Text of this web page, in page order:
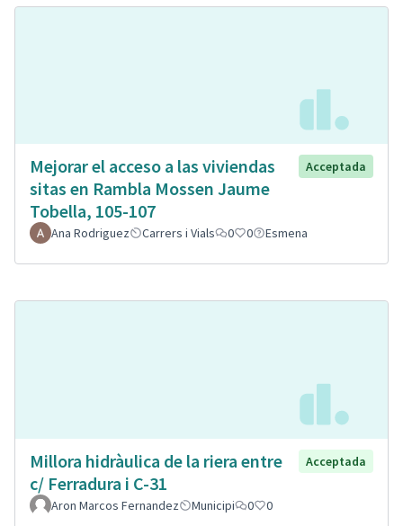
Mejorar el acceso a las viviendas
sitas en Rambla Mossen Jaume
Tobella, 105-107
Acceptada
Ana Rodriguez Carrers i Vials 0 0 Esmena
Millora hidràulica de la riera entre
c/ Ferradura i C-31
Acceptada
Aron Marcos Fernandez Municipi 0 0